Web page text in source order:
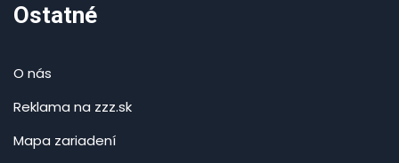
Ostatné
O nás
Reklama na zzz.sk
Mapa zariadení